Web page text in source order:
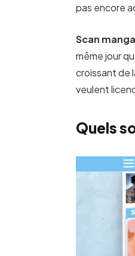
pas encore
Scan manga
même jour
croissant de
veulent
Quels